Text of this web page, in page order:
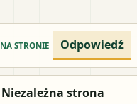
NA STRONIE Odpowiedź
Niezależna strona